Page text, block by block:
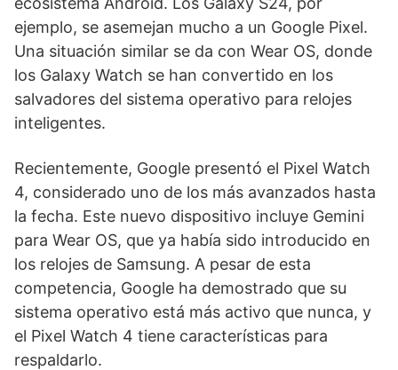
ejemplo, se asemejan mucho a un Google Pixel.
Una situación similar se da con Wear OS, donde
los Galaxy Watch se han convertido en los
salvadores del sistema operativo para relojes
inteligentes.
Recientemente, Google presentó el Pixel Watch
4, considerado uno de los más avanzados hasta
la fecha. Este nuevo dispositivo incluye Gemini
para Wear OS, que ya había sido introducido en
los relojes de Samsung. A pesar de esta
competencia, Google ha demostrado que su
sistema operativo está más activo que nunca, y
el Pixel Watch 4 tiene características para
respaldarlo.